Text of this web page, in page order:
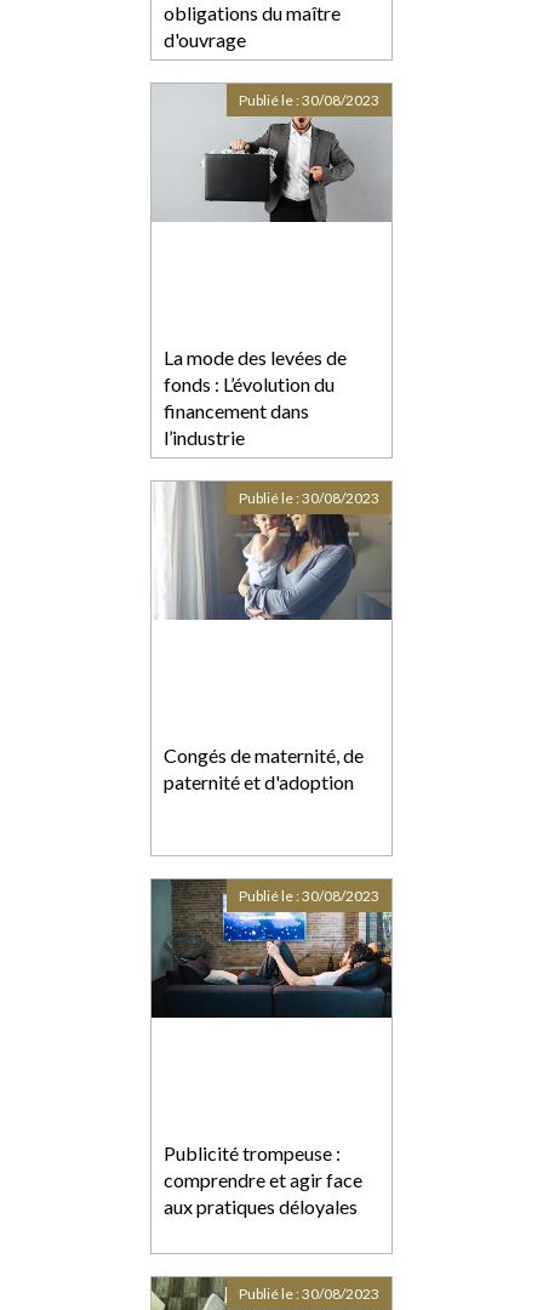
obligations du maître
d'ouvrage
La mode des levées de
fonds : L’évolution du
financement dans
l’industrie
Publié le :30/08/2023
Congés de maternité, de
paternité et d'adoption
Publié le :30/08/2023
Publicité trompeuse :
comprendre et agir face
aux pratiques déloyales
Publié le :30/08/2023
Publié le :30/08/2023